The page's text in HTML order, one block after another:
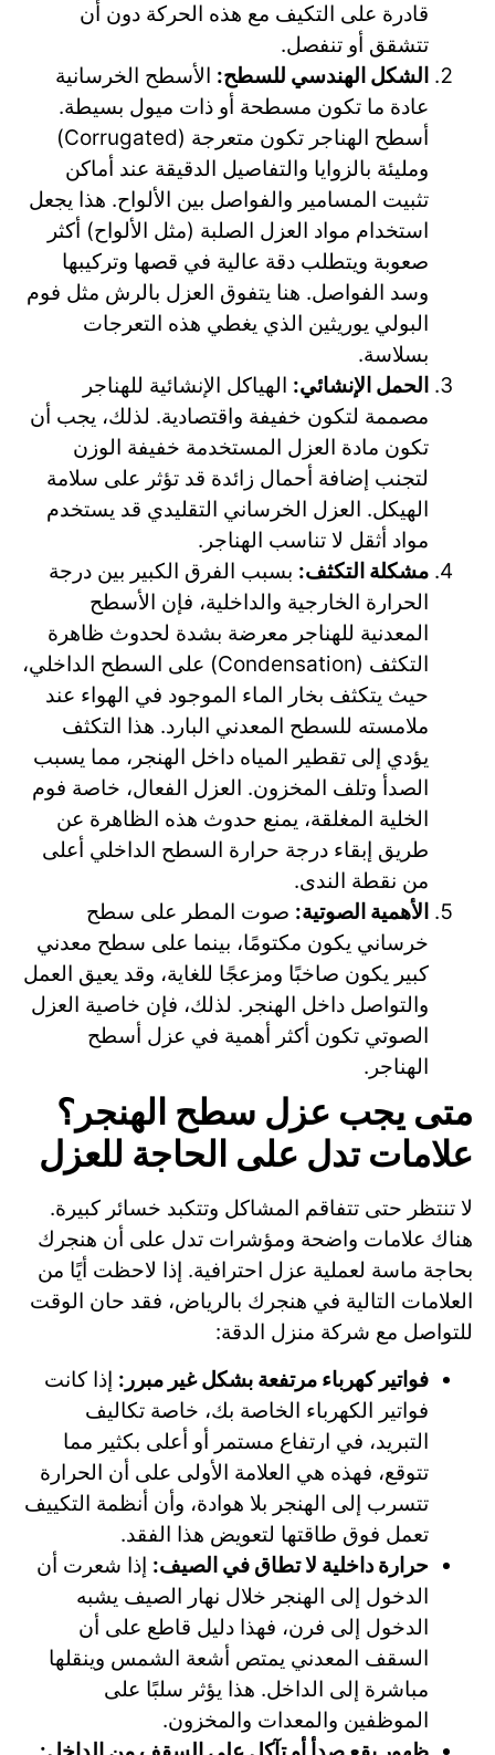
قادرة على التكيف مع هذه الحركة دون أن
تتشقق أو تنفصل.
الشكل الهندسي للسطح: الأسطح الخرسانية
عادة ما تكون مسطحة أو ذات ميول بسيطة.
أسطح الهناجر تكون متعرجة (Corrugated)
ومليئة بالزوايا والتفاصيل الدقيقة عند أماكن
تثبيت المسامير والفواصل بين الألواح. هذا يجعل
استخدام مواد العزل الصلبة (مثل الألواح) أكثر
صعوبة ويتطلب دقة عالية في قصها وتركيبها
وسد الفواصل. هنا يتفوق العزل بالرش مثل فوم
البولي يوريثين الذي يغطي هذه التعرجات
بسلاسة.
الحمل الإنشائي: الهياكل الإنشائية للهناجر
مصممة لتكون خفيفة واقتصادية. لذلك، يجب أن
تكون مادة العزل المستخدمة خفيفة الوزن
لتجنب إضافة أحمال زائدة قد تؤثر على سلامة
الهيكل. العزل الخرساني التقليدي قد يستخدم
مواد أثقل لا تناسب الهناجر.
مشكلة التكثف: بسبب الفرق الكبير بين درجة
الحرارة الخارجية والداخلية، فإن الأسطح
المعدنية للهناجر معرضة بشدة لحدوث ظاهرة
التكثف (Condensation) على السطح الداخلي،
حيث يتكثف بخار الماء الموجود في الهواء عند
ملامسته للسطح المعدني البارد. هذا التكثف
يؤدي إلى تقطير المياه داخل الهنجر، مما يسبب
الصدأ وتلف المخزون. العزل الفعال، خاصة فوم
الخلية المغلقة، يمنع حدوث هذه الظاهرة عن
طريق إبقاء درجة حرارة السطح الداخلي أعلى
من نقطة الندى.
الأهمية الصوتية: صوت المطر على سطح
خرساني يكون مكتومًا، بينما على سطح معدني
كبير يكون صاخبًا ومزعجًا للغاية، وقد يعيق العمل
والتواصل داخل الهنجر. لذلك، فإن خاصية العزل
الصوتي تكون أكثر أهمية في عزل أسطح
الهناجر.
متى يجب عزل سطح الهنجر؟
علامات تدل على الحاجة للعزل
لا تنتظر حتى تتفاقم المشاكل وتتكبد خسائر كبيرة.
هناك علامات واضحة ومؤشرات تدل على أن هنجرك
بحاجة ماسة لعملية عزل احترافية. إذا لاحظت أيًا من
العلامات التالية في هنجرك بالرياض، فقد حان الوقت
للتواصل مع شركة منزل الدقة:
فواتير كهرباء مرتفعة بشكل غير مبرر: إذا كانت
فواتير الكهرباء الخاصة بك، خاصة تكاليف
التبريد، في ارتفاع مستمر أو أعلى بكثير مما
تتوقع، فهذه هي العلامة الأولى على أن الحرارة
تتسرب إلى الهنجر بلا هوادة، وأن أنظمة التكييف
تعمل فوق طاقتها لتعويض هذا الفقد.
حرارة داخلية لا تطاق في الصيف: إذا شعرت أن
الدخول إلى الهنجر خلال نهار الصيف يشبه
الدخول إلى فرن، فهذا دليل قاطع على أن
السقف المعدني يمتص أشعة الشمس وينقلها
مباشرة إلى الداخل. هذا يؤثر سلبًا على
الموظفين والمعدات والمخزون.